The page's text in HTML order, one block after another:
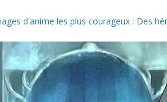
d'anime les plus courageux : Des